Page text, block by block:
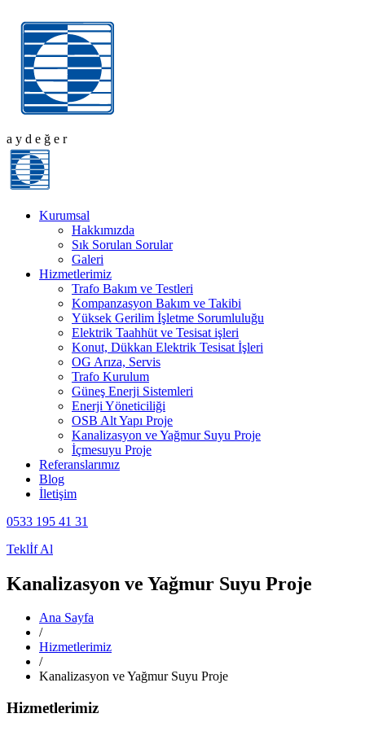
a y d e ğ e r
Kurumsal
Hakkımızda
Sık Sorulan Sorular
Galeri
Hizmetlerimiz
Trafo Bakım ve Testleri
Kompanzasyon Bakım ve Takibi
Yüksek Gerilim İşletme Sorumluluğu
Elektrik Taahhüt ve Tesisat işleri
Konut, Dükkan Elektrik Tesisat İşleri
OG Arıza, Servis
Trafo Kurulum
Güneş Enerji Sistemleri
Enerji Yöneticiliği
OSB Alt Yapı Proje
Kanalizasyon ve Yağmur Suyu Proje
İçmesuyu Proje
Referanslarımız
Blog
İletişim
0533 195 41 31
Teklİf Al
Kanalizasyon ve Yağmur Suyu Proje
Ana Sayfa
/
Hizmetlerimiz
/
Kanalizasyon ve Yağmur Suyu Proje
Hizmetlerimiz